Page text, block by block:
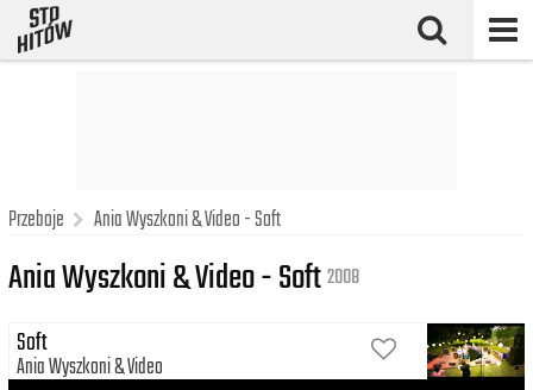
Przeboje Ania Wyszkoni & Video - Soft
Ania Wyszkoni & Video - Soft2008
Soft
Ania Wyszkoni Video